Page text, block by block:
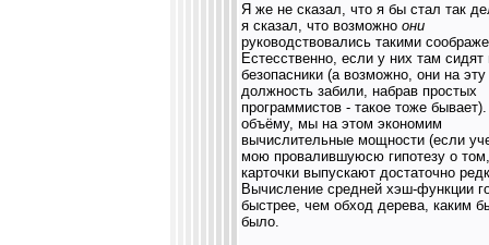
Я же не сказал, что я бы стал так
я сказал, что возможно они
руководствовались такими
Естесственно, если у них там сидят
безопасники (а возможно, они на эту
должность забили, набрав простых
программистов - такое тоже
объёму, мы на этом экономим
вычислительные мощности (если
мою провалившуюсю гипотезу о
карточки выпускают достаточно
Вычисление средней хэш-функции
быстрее, чем обход дерева, каким
было.